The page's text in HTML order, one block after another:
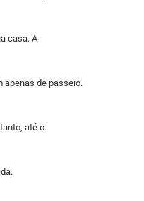
casa. A
apenas de passeio.
até o